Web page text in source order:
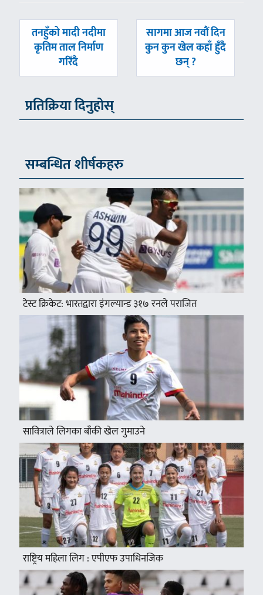
पछिल्लाे
-
तनहुँको मादी नदीमा
कृतिम ताल निर्माण
गरिँदै
अघिल्लाे
-
सागमा आज नवौं दिन
कुन कुन खेल कहाँ हुँदै
छन् ?
प्रतिक्रिया दिनुहोस्
सम्बन्धित शीर्षकहरु
टेस्ट क्रिकेट: भारतद्वारा इंगल्यान्ड ३१७ रनले पराजित
सावित्राले लिगका बाँकी खेल गुमाउने
राष्ट्रिय महिला लिग : एपीएफ उपाधिनजिक